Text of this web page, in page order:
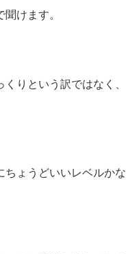
けます。
りという訳ではなく、
ちょうどいいレベルかな